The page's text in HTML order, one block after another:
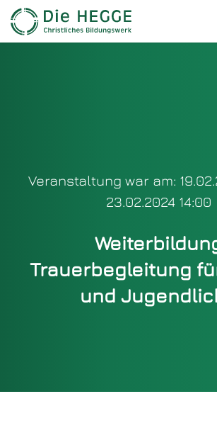
Veranstaltung war am:
23.02.2024 14:00
Trauerbegleitung
und